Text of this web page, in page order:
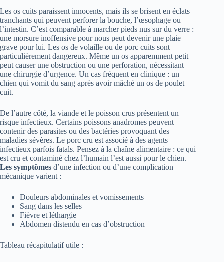
Les os cuits paraissent innocents, mais ils se brisent en éclats
tranchants qui peuvent perforer la bouche, l’œsophage ou
l’intestin. C’est comparable à marcher pieds nus sur du verre :
une morsure inoffensive pour nous peut devenir une plaie
grave pour lui. Les os de volaille ou de porc cuits sont
particulièrement dangereux. Même un os apparemment petit
peut causer une obstruction ou une perforation, nécessitant
une chirurgie d’urgence. Un cas fréquent en clinique : un
chien qui vomit du sang après avoir mâché un os de poulet
cuit.
De l’autre côté, la viande et le poisson crus présentent un
risque infectieux. Certains poissons anadromes peuvent
contenir des parasites ou des bactéries provoquant des
maladies sévères. Le porc cru est associé à des agents
infectieux parfois fatals. Pensez à la chaîne alimentaire : ce qui
est cru et contaminé chez l’humain l’est aussi pour le chien.
Les symptômes d’une infection ou d’une complication
mécanique varient :
Douleurs abdominales et vomissements
Sang dans les selles
Fièvre et léthargie
Abdomen distendu en cas d’obstruction
Tableau récapitulatif utile :